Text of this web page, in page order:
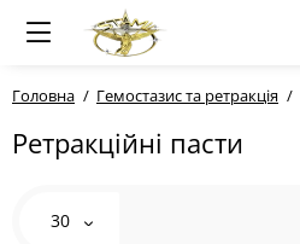
Головна Гемостазис та ретракція
Ретракційні пасти
30